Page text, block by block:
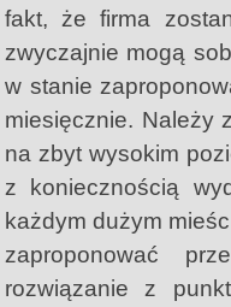
fakt, że firma
zwyczajnie mogą
w stanie
miesięcznie. Należy
na zbyt wysokim
z koniecznością
każdym dużym
zaproponować
rozwiązanie z